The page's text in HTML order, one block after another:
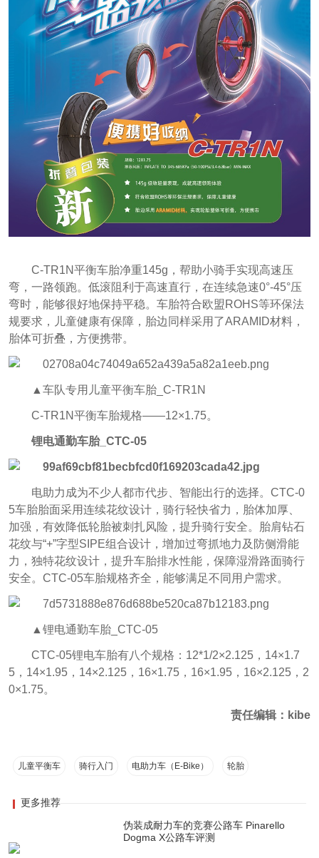
C-TR1N平衡车胎净重145g，帮助小骑手实现高速压
弯，一路领跑。低滚阻利于高速直行，在连续急速0°-45°压
弯时，能够很好地保持平稳。车胎符合欧盟ROHS等环保法
规要求，儿童健康有保障，胎边同样采用了ARAMID材料，
胎体可折叠，方便携带。
▲车队专用儿童平衡车胎_C-TR1N
C-TR1N平衡车胎规格——12×1.75。
锂电通勤车胎_CTC-05
电助力成为不少人都市代步、智能出行的选择。CTC-0
5车胎胎面采用连续花纹设计，骑行轻快省力，胎体加厚、
加强，有效降低轮胎被刺扎风险，提升骑行安全。胎肩钻石
花纹与“+”字型SIPE组合设计，增加过弯抓地力及防侧滑能
力，独特花纹设计，提升车胎排水性能，保障湿滑路面骑行
安全。CTC-05车胎规格齐全，能够满足不同用户需求。
▲锂电通勤车胎_CTC-05
CTC-05锂电车胎有八个规格：12*1/2×2.125，14×1.7
5，14×1.95，14×2.125，16×1.75，16×1.95，16×2.125，2
0×1.75。
责任编辑：kibe
儿童平衡车 骑行入门 电助力车（E-Bike） 轮胎
更多推荐
伪装成耐力车的竞赛公路车 Pinarello
Dogma X公路车评测